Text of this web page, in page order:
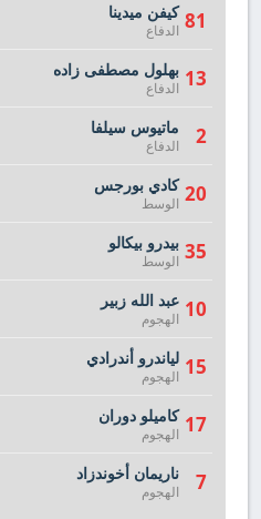
81 كيفن ميدينا
الدفاع
13 بهلول مصطفى زاده
الدفاع
2 ماتيوس سيلفا
الدفاع
20 كادي بورجس
الوسط
35 بيدرو بيكالو
الوسط
10 عبد الله زبير
الهجوم
15 لياندرو أندرادي
الهجوم
17 كاميلو دوران
الهجوم
7 ناريمان أخوندزاد
الهجوم